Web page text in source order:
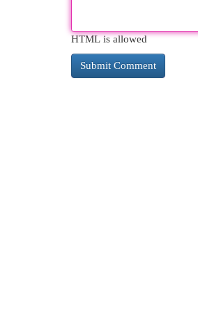
HTML is allowed